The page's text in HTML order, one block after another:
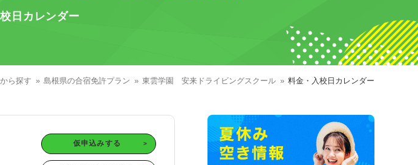
同時教習
リア
兵庫 和歌山
岡山 広島
高知
日カレンダー
ら探す 島根県の合宿免許プラン 東雲学園 安来ドライビングスクール 料金・入校日カレンダー
仮申込みする